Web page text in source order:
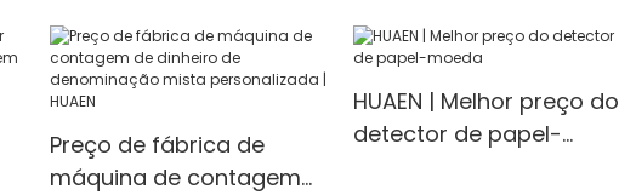
dinheiro de
denominação mista de
banco H-3600
contador de valor,
moedas
Preço de fábrica de
máquina de contagem
HUAEN | Melhor preço do
detector de papel-